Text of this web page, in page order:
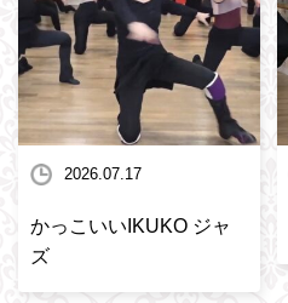
2026.07.17
かっこいいIKUKO ジャ
ズ